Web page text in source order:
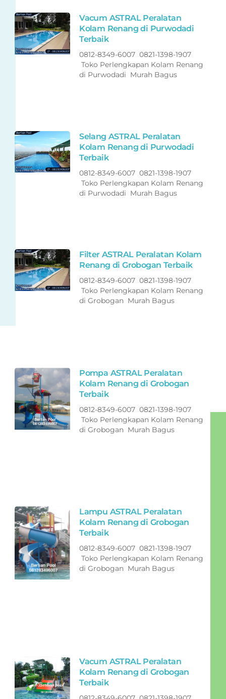
Vacum ASTRAL Peralatan
Kolam Renang di Purwodadi
Terbaik
0812-8349-6007 0821-1398-1907
Toko Perlengkapan Kolam Renang
di Purwodadi Murah Bagus
Selang ASTRAL Peralatan
Kolam Renang di Purwodadi
Terbaik
0812-8349-6007 0821-1398-1907
Toko Perlengkapan Kolam Renang
di Purwodadi Murah Bagus
Filter ASTRAL Peralatan Kolam
Renang di Grobogan Terbaik
0812-8349-6007 0821-1398-1907
Toko Perlengkapan Kolam Renang
di Grobogan Murah Bagus
Pompa ASTRAL Peralatan
Kolam Renang di Grobogan
Terbaik
0812-8349-6007 0821-1398-1907
Toko Perlengkapan Kolam Renang
di Grobogan Murah Bagus
Lampu ASTRAL Peralatan
Kolam Renang di Grobogan
Terbaik
0812-8349-6007 0821-1398-1907
Toko Perlengkapan Kolam Renang
di Grobogan Murah Bagus
Vacum ASTRAL Peralatan
Kolam Renang di Grobogan
Terbaik